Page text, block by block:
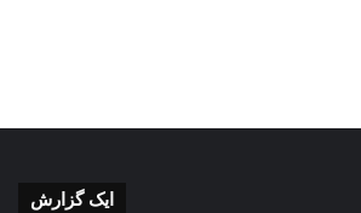
ایک گزارش